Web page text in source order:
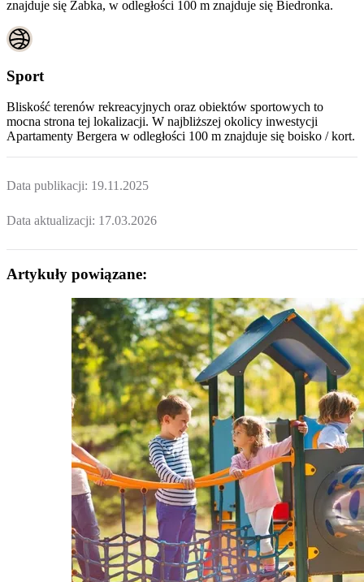
znajduje się Żabka, w odległości 100 m znajduje się Biedronka.
Sport
Bliskość terenów rekreacyjnych oraz obiektów sportowych to
mocna strona tej lokalizacji. W najbliższej okolicy inwestycji
Apartamenty Bergera w odległości 100 m znajduje się boisko / kort.
Data publikacji: 19.11.2025
Data aktualizacji: 17.03.2026
Artykuły powiązane: